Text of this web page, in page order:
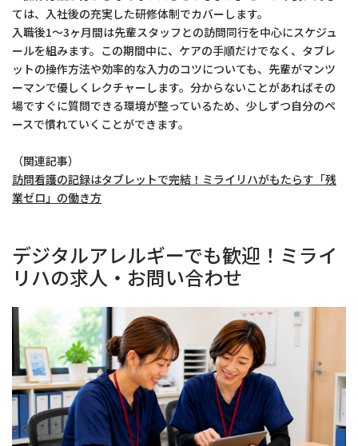
ては、入社後の充実した研修体制でカバーします。
入職後1〜3ヶ月間は先輩スタッフとの訪問同行を中心にスケジュ
ールを組みます。この期間中に、ケアの手順だけでなく、タブレ
ットの操作方法や効率的な入力のコツについても、先輩がマンツ
ーマンで優しくレクチャーします。分からないことがあればその
場ですぐに質問できる環境が整っているため、少しずつ自分のペ
ースで慣れていくことができます。
（関連記事）
訪問看護の記録はタブレットで完結！ミライリハがもたらす「残
業ゼロ」の働き方
デジタルアレルギーでも歓迎！ミライ
リハの求人・お問い合わせ